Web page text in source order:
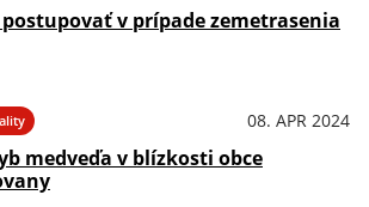
v prípade zemetrasenia
08. APR 2024
medveďa v blízkosti obce